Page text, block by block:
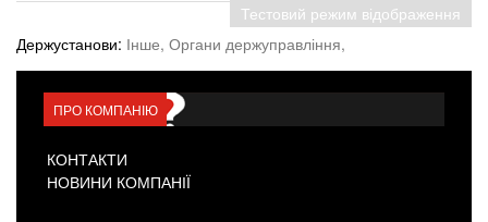
Тестовий режим відображення
Держустанови: Інше, Органи держуправління,
ПРО КОМПАНІЮ
КОНТАКТИ
НОВИНИ КОМПАНІЇ